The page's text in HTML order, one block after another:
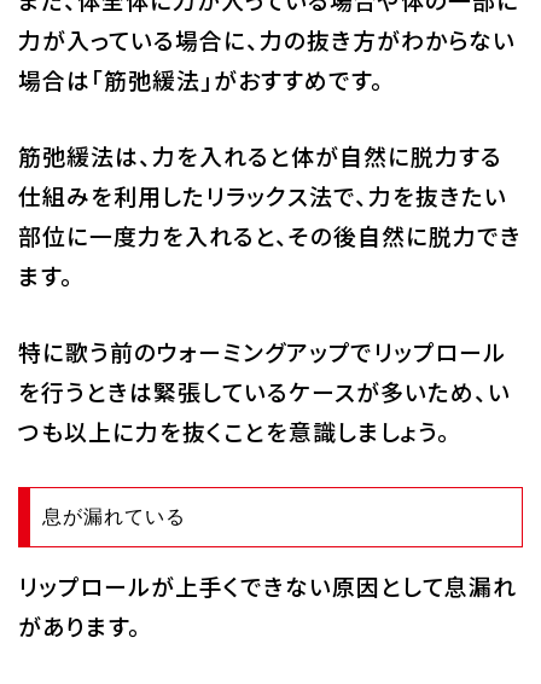
力が入っている場合に、力の抜き方がわからない
場合は「筋弛緩法」がおすすめです。
筋弛緩法は、力を入れると体が自然に脱力する
仕組みを利用したリラックス法で、力を抜きたい
部位に一度力を入れると、その後自然に脱力でき
ます。
特に歌う前のウォーミングアップでリップロール
を行うときは緊張しているケースが多いため、い
つも以上に力を抜くことを意識しましょう。
息が漏れている
リップロールが上手くできない原因として息漏れ
があります。